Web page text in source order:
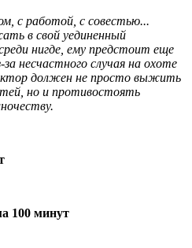
с работой, с совестью...
в свой уединенный
нигде, ему предстоит еще
несчастного случая на охоте
должен не просто выжить
но и противостоять
100 минут